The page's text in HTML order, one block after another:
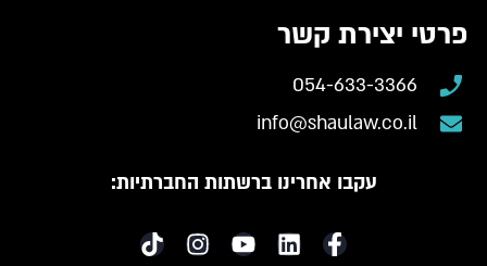
פרטי יצירת קשר
054-633-3366
info@shaulaw.co.il
עקבו אחרינו ברשתות החברתיות: